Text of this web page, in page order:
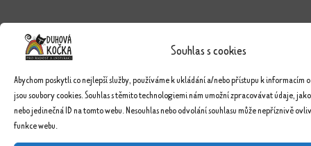
Souhlas s cookies
Abychom poskytli co nejlepší služby, používáme k ukládání a/nebo přístupu k informacím
jsou soubory cookies. Souhlas s těmito technologiemi nám umožní zpracovávat údaje,
nebo jedinečná ID na tomto webu. Nesouhlas nebo odvolání souhlasu může nepříznivě
funkce webu.